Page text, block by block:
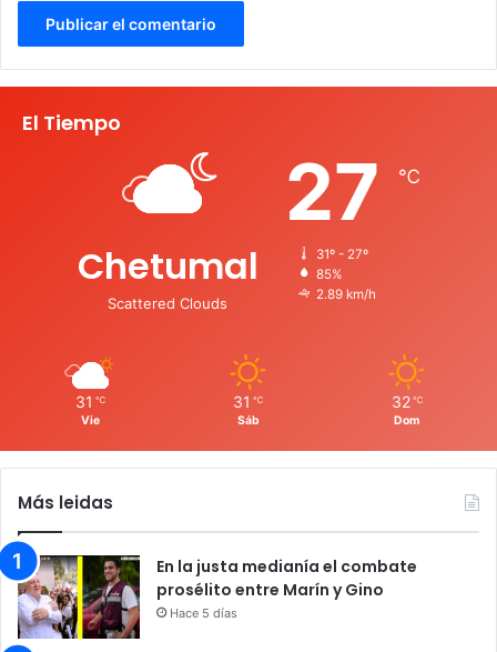
El Tiempo
Chetumal
Scattered Clouds
27 ℃
31º - 27º
85%
2.89 km/h
31 ℃
Vie
31 ℃
Sáb
32 ℃
Dom
Más leidas
En la justa medianía el combate
prosélito entre Marín y Gino
Hace 5 días